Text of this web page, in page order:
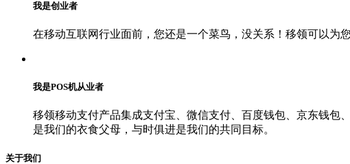
我是创业者
在移动互联网行业面前，您还是一个菜鸟，没关系！移领可以为
我是POS机从业者
移领移动支付产品集成支付宝、微信支付、百度钱包、京东钱包
是我们的衣食父母，与时俱进是我们的共同目标。
关于我们